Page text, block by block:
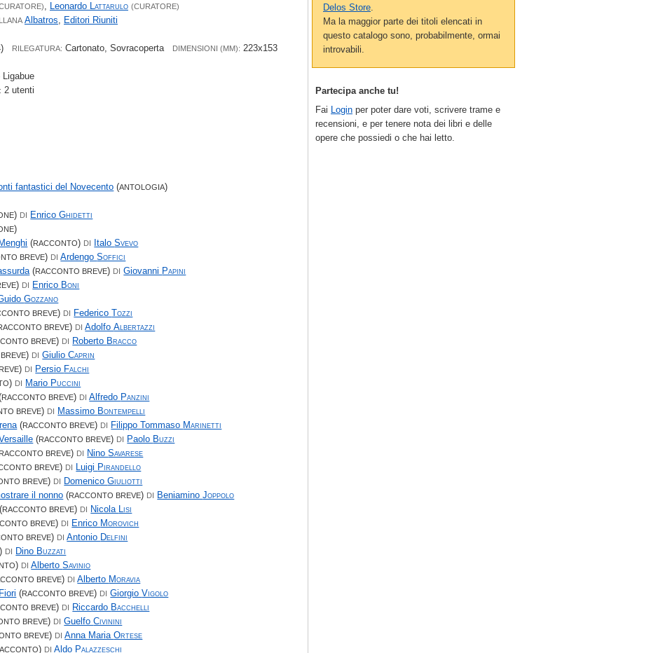
, Leonardo Lattarulo (CURATORE)
Albatros, Editori Riuniti
RILEGATURA: Cartonato, Sovracoperta DIMENSIONI (MM): 223x153
Ligabue
2 utenti
fantastici del Novecento (ANTOLOGIA)
) DI EnricoGhidetti
)
(RACCONTO) DI ItaloSvevo
BREVE) DI ArdengoSoffici
(RACCONTO BREVE) DI Giovanni Papini
) DI Enrico Boni
Gozzano
BREVE) DI FedericoTozzi
BREVE) DI AdolfoAlbertazzi
BREVE) DI Roberto Bracco
) DI GiulioCaprin
) DI Persio Falchi
) DI Mario Puccini
RACCONTO BREVE) DI Alfredo Panzini
BREVE) DI Massimo Bontempelli
(RACCONTO BREVE) DI Filippo Tommaso Marinetti
(RACCONTO BREVE) DI Paolo Buzzi
RACCONTO BREVE) DI NinoSavarese
BREVE) DI Luigi Pirandello
BREVE) DI DomenicoGiuliotti
il nonno (RACCONTO BREVE) DI BeniaminoJoppolo
RACCONTO BREVE) DI Nicola Lisi
BREVE) DI Enrico Morovich
BREVE) DI Antonio Delfini
) DI Dino Buzzati
) DI AlbertoSavinio
BREVE) DI Alberto Moravia
(RACCONTO BREVE) DI GiorgioVigolo
BREVE) DI Riccardo Bacchelli
BREVE) DI GuelfoCivinini
BREVE) DI Anna MariaOrtese
) DI Aldo Palazzeschi
Delos Store
Ma la maggior parte dei titoli elencati in
questo catalogo sono, probabilmente, ormai
introvabili.
Partecipa anche tu!
Fai Login per poter dare voti, scrivere trame e
recensioni, e per tenere nota dei libri e delle
opere che possiedi o che hai letto.